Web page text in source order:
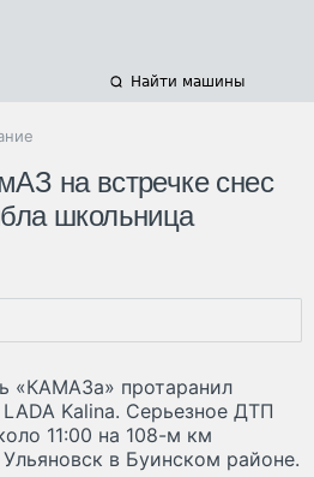
Найти машины
на встречке снес
школьница
«КАМАЗа» протаранил
Kalina. Серьезное ДТП
11:00 на 108-м км
в Буинском районе.